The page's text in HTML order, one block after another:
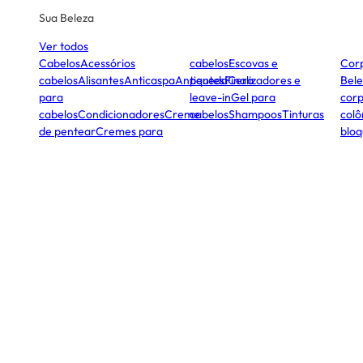
Sua Beleza
Ver todos
CabelosAcessórios
cabelosAlisantesAnticaspaAntiquedaCera
para
cabelosCondicionadoresCreme
de pentearCremes para
cabelosEscovas e
pentesFinalizadores e
leave-inGel para
cabelosShampoosTinturas